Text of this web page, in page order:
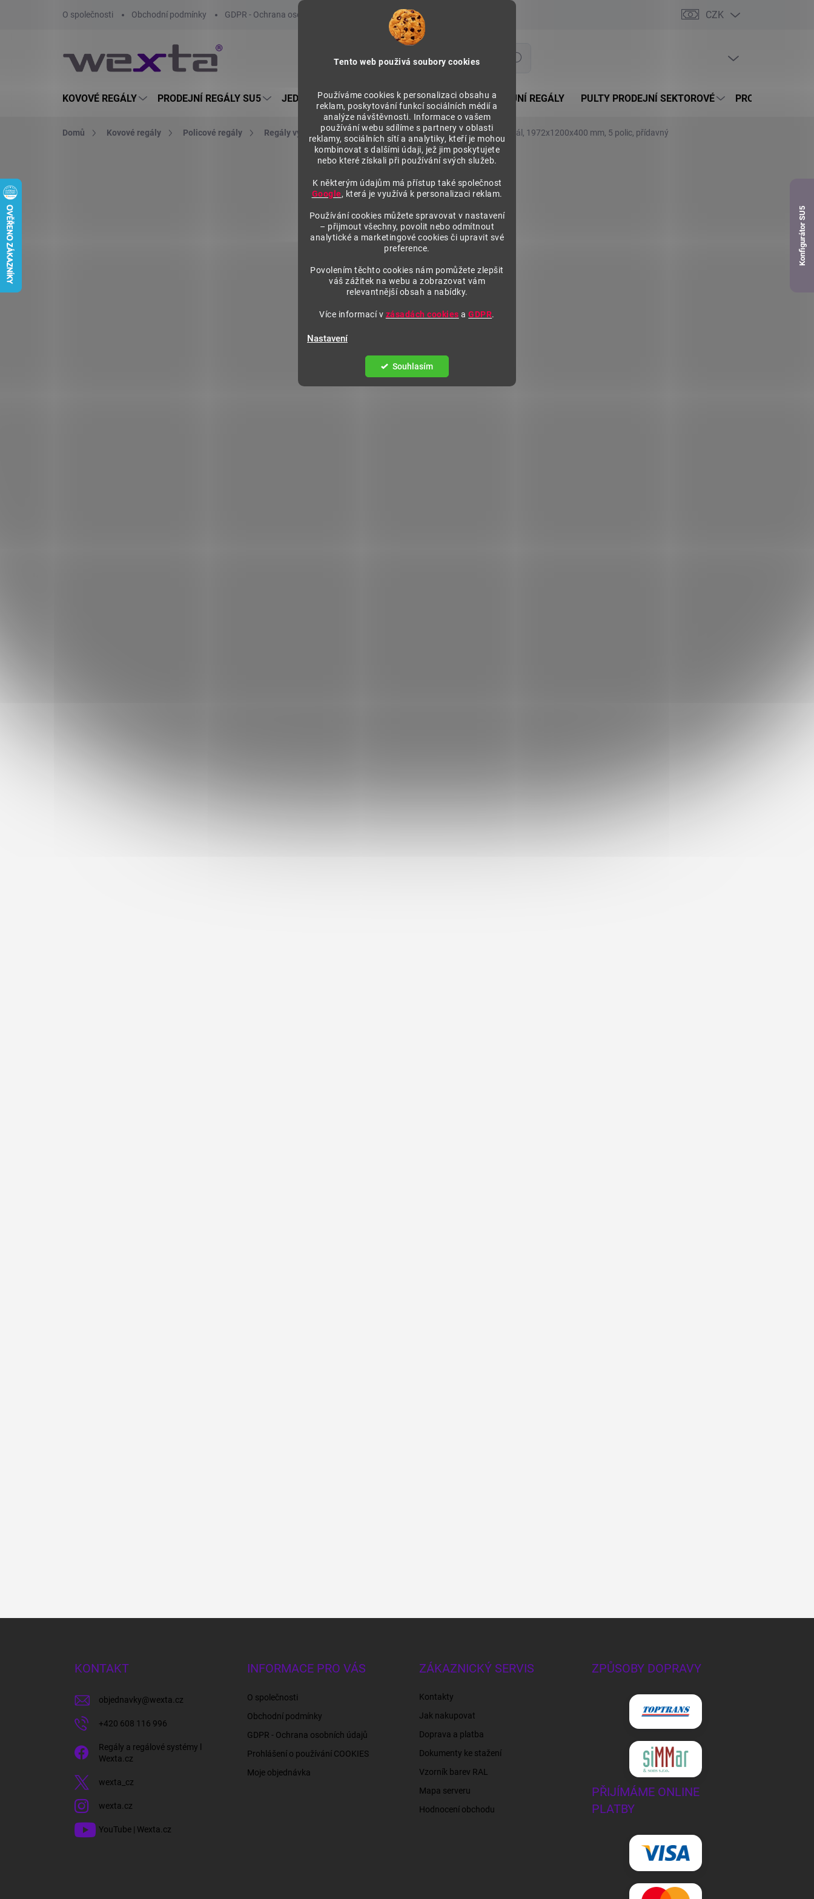
Tento web použivá soubory cookies
Používáme cookies k personalizaci obsahu a
reklam, poskytování funkcí sociálních médií a
analýze návštěvnosti. Informace o vašem
používání webu sdílíme s partnery v oblasti
reklamy, sociálních sítí a analytiky, kteří je mohou
kombinovat s dalšími údaji, jež jim poskytujete
nebo které získali při používání svých služeb.
K některým údajům má přístup také společnost
Google, která je využívá k personalizaci reklam.
Používání cookies můžete spravovat v nastavení
– přijmout všechny, povolit nebo odmítnout
analytické a marketingové cookies či upravit své
preference.
Povolením těchto cookies nám pomůžete zlepšit
váš zážitek na webu a zobrazovat vám
relevantnější obsah a nabídky.
Více informací v zásadách cookies aGDPR.
Nastavení
Souhlasím
O společnosti Obchodní podmínky GDPR - Ochrana osobních údajů Prohlášení o používání COOKIES CZK
Hledat
KOVOVÉ REGÁLY PRODEJNÍ REGÁLY SU5 JEDNOSTRANNÉ REGÁLY OBOUSTRANNÉ PRODEJNÍ REGÁLY PULTY PRODEJNÍ SEKTOROVÉ PROSKLENÉ
Domů Kovové regály Policové regály Regály výška 1972 mm, přídavné moduly Kovový policový regál, 1972x1200x400 mm, 5 polic, přídavný
KONTAKT
objednavky@wexta.cz
+420 608 116 996
Regály a regálové systémy l
Wexta.cz
wexta_cz
wexta.cz
YouTube | Wexta.cz
INFORMACE PRO VÁS
O společnosti
Obchodní podmínky
GDPR - Ochrana osobních údajů
Prohlášení o používání COOKIES
Moje objednávka
ZÁKAZNICKÝ SERVIS
Kontakty
Jak nakupovat
Doprava a platba
Dokumenty ke stažení
Vzorník barev RAL
Mapa serveru
Hodnocení obchodu
ZPŮSOBY DOPRAVY
PŘIJÍMÁME ONLINE
PLATBY
Konfigurátor SU5